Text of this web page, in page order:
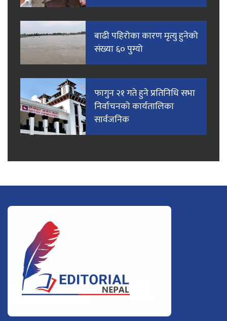
बाढी पहिरोका कारण मृत्यु हुनेको
संख्या ६० पुग्यो
फागुन २१ गते हुने प्रतिनिधि सभा
निर्वाचनको कार्यतालिका
सार्वजनिक